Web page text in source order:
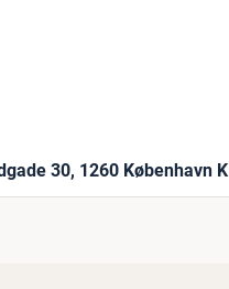
30, 1260 København K